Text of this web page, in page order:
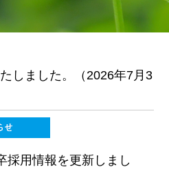
しました。（2026年7月3
採用情報を更新しまし